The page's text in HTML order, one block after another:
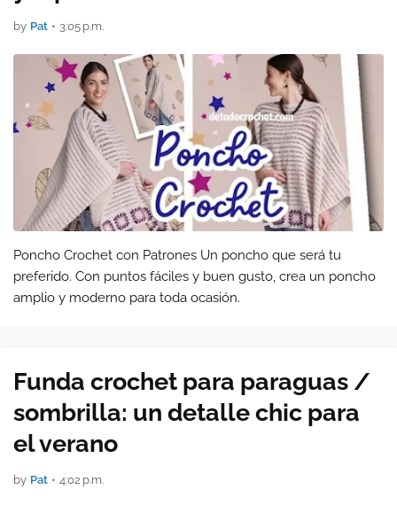
by Pat • 3:05 p.m.
Poncho Crochet con Patrones Un poncho que será tu
preferido. Con puntos fáciles y buen gusto, crea un poncho
amplio y moderno para toda ocasión.
Funda crochet para paraguas /
sombrilla: un detalle chic para
el verano
by Pat • 4:02 p.m.